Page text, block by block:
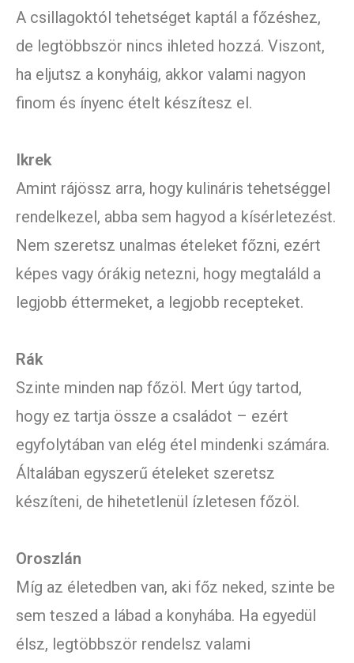
A csillagoktól tehetséget kaptál a főzéshez,
de legtöbbször nincs ihleted hozzá. Viszont,
ha eljutsz a konyháig, akkor valami nagyon
finom és ínyenc ételt készítesz el.
Ikrek
Amint rájössz arra, hogy kulináris tehetséggel
rendelkezel, abba sem hagyod a kísérletezést.
Nem szeretsz unalmas ételeket főzni, ezért
képes vagy órákig netezni, hogy megtaláld a
legjobb éttermeket, a legjobb recepteket.
Rák
Szinte minden nap főzöl. Mert úgy tartod,
hogy ez tartja össze a családot – ezért
egyfolytában van elég étel mindenki számára.
Általában egyszerű ételeket szeretsz
készíteni, de hihetetlenül ízletesen főzöl.
Oroszlán
Míg az életedben van, aki főz neked, szinte be
sem teszed a lábad a konyhába. Ha egyedül
élsz, legtöbbször rendelsz valami